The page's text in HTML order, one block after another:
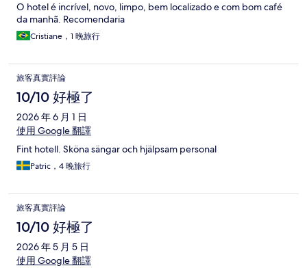
O hotel é incrível, novo, limpo, bem localizado e com bom café
da manhã. Recomendaria
Cristiane，1 晚旅行
旅客真實評論
10/10 好極了
2026 年 6 月 1 日
使用 Google 翻譯
Fint hotell. Sköna sängar och hjälpsam personal
Patric，4 晚旅行
旅客真實評論
10/10 好極了
2026 年 5 月 5 日
使用 Google 翻譯